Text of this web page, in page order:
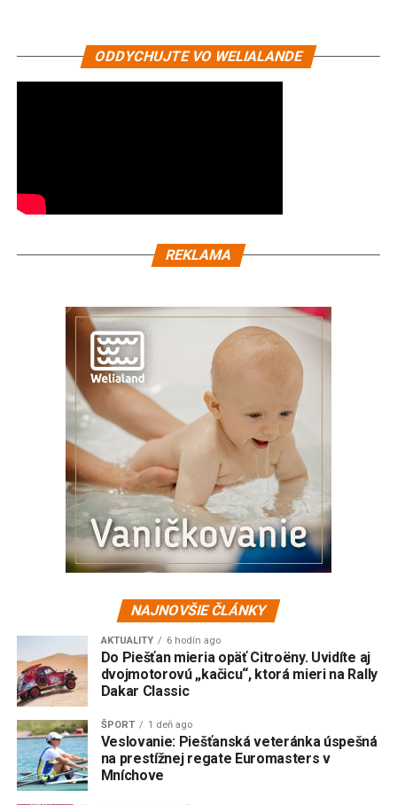
ODDYCHUJTE VO WELIALANDE
REKLAMA
NAJNOVŠIE ČLÁNKY
AKTUALITY 6 hodín ago
Do Piešťan mieria opäť Citroëny. Uvidíte aj
dvojmotorovú „kačicu“, ktorá mieri na Rally
Dakar Classic
ŠPORT 1 deň ago
Veslovanie: Piešťanská veteránka úspešná
na prestížnej regate Euromasters v
Mníchove